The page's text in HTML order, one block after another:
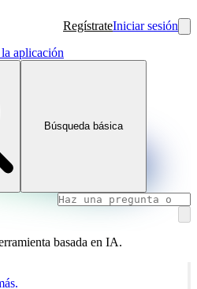
RegístrateIniciar sesión
aplicación
Búsqueda básica
basada en IA.